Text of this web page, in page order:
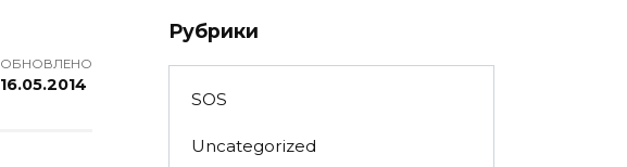
ОБНОВЛЕНО
16.05.2014
Рубрики
SOS
Uncategorized